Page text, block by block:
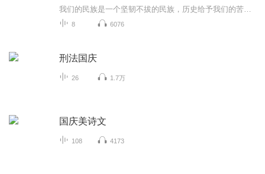
8 6076
刑法国庆
26 1.7万
国庆美诗文
108 4173